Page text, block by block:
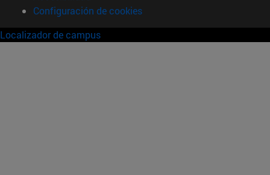
Configuración de cookies
Localizador de campus